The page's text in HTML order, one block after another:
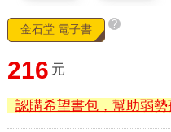
金石堂 電子書 ?
216 元
認購希望書包，幫助弱勢